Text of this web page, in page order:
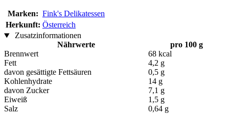
Marken: Fink's Delikatessen
Herkunft: Österreich
Zusatzinformationen
Nährwerte
pro 100 g
Brennwert
68 kcal
Fett
4,2 g
davon gesättigte Fettsäuren
0,5 g
Kohlenhydrate
14 g
davon Zucker
7,1 g
Eiweiß
1,5 g
Salz
0,64 g